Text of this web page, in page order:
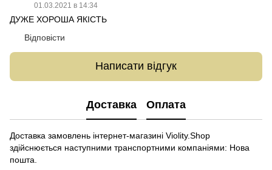
01.03.2021 в 14:34
ДУЖЕ ХОРОША ЯКІСТЬ
Відповісти
Написати відгук
Доставка Оплата
Доставка замовлень інтернет-магазині Violity.Shop
здійснюється наступними транспортними компаніями: Нова
пошта.